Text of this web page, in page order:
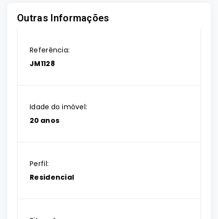
Outras Informações
Referência:
JM1128
Idade do imóvel:
20 anos
Perfil:
Residencial